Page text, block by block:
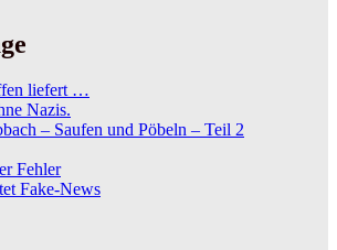
liefert …
Nazis.
– Saufen und Pöbeln – Teil 2
Fehler
Fake-News